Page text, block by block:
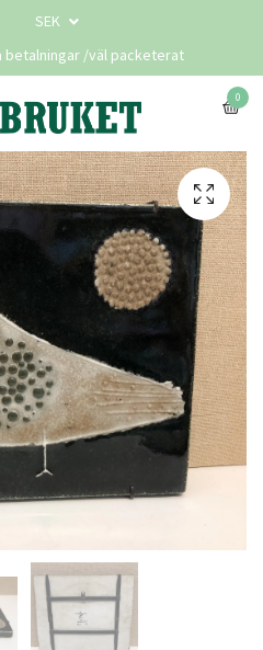
SEK
betalningar /väl packeterat
0